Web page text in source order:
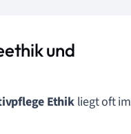
und
Ethikliegt oft im